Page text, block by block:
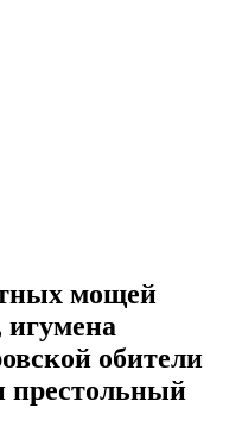
мощей
игумена
обители
престольный